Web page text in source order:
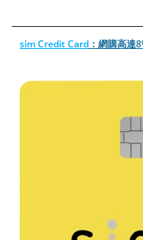
sim Credit Card ：網購高達